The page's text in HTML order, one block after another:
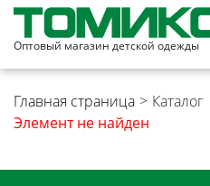
Оптовый магазин детской одежды
Главная страница > Каталог
Элемент не найден